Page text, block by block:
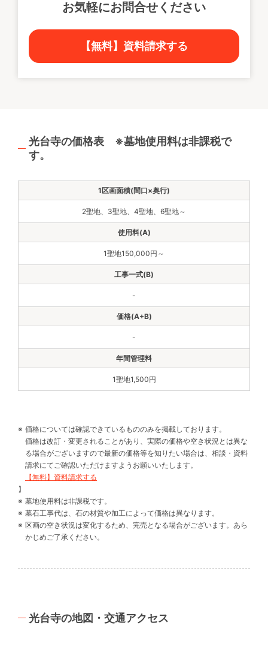
お気軽にお問合せください
【無料】資料請求する
光台寺の価格表 ※墓地使用料は非課税で
す。
2聖地、3聖地、4聖地、6聖地～
1聖地150,000円～
-
-
1聖地1,500円
価格については確認できているもののみを掲載しております。
価格は改訂・変更されることがあり、実際の価格や空き状況とは異な
る場合がございますので最新の価格等を知りたい場合は、相談・資料
請求にてご確認いただけますようお願いいたします。
【無料】資料請求する
】
墓地使用料は非課税です。
墓石工事代は、石の材質や加工によって価格は異なります。
区画の空き状況は変化するため、完売となる場合がございます。あら
かじめご了承ください。
光台寺の地図・交通アクセス